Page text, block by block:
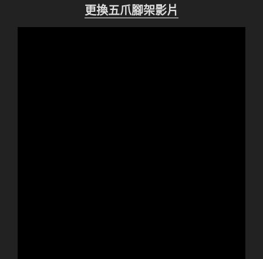
更換五爪腳架影片